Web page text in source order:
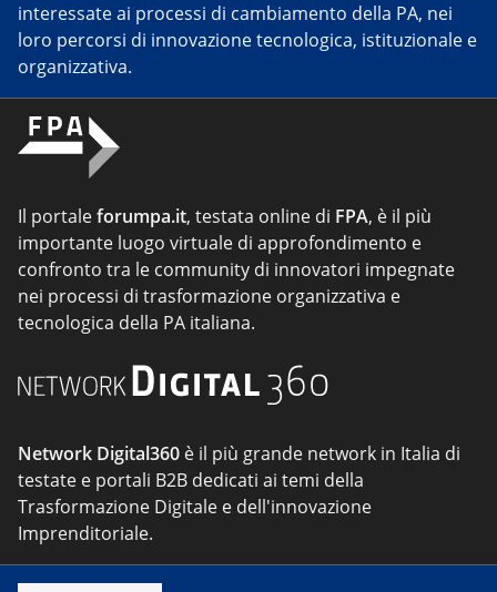
interessate ai processi di cambiamento della PA, nei
loro percorsi di innovazione tecnologica, istituzionale e
organizzativa.
Il portaleforumpa.it, testata online di FPA, è il più
importante luogo virtuale di approfondimento e
confronto tra le community di innovatori impegnate
nei processi di trasformazione organizzativa e
tecnologica della PA italiana.
Network Digital360 è il più grande network in Italia di
testate e portali B2B dedicati ai temi della
Trasformazione Digitale e dell'innovazione
Imprenditoriale.